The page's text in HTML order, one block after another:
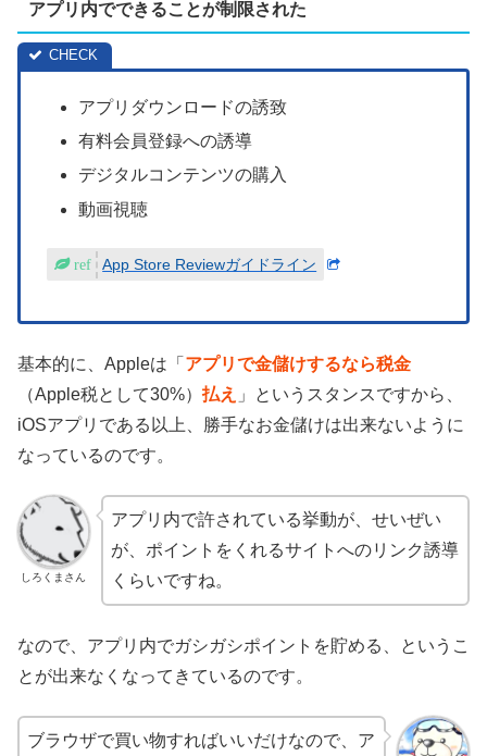
アプリ内でできることが制限された
アプリダウンロードの誘致
有料会員登録への誘導
デジタルコンテンツの購入
動画視聴
App Store Reviewガイドライン
基本的に、Appleは「 アプリで金儲けするなら税金
（Apple税として30%） 払え 」というスタンスですから、
iOSアプリである以上、勝手なお金儲けは出来ないように
なっているのです。
しろくまさん
アプリ内で許されている挙動が、せいぜい
が、ポイントをくれるサイトへのリンク誘導
くらいですね。
なので、アプリ内でガシガシポイントを貯める、というこ
とが出来なくなってきているのです。
ブラウザで買い物すればいいだけなので、ア